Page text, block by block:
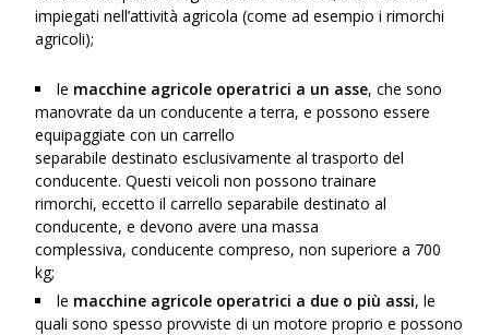
impiegati nell’attività agricola (come ad esempio irimorchi
agricoli);
le macchine agricole operatrici a un asse, che sono
manovrate da un conducente a terra, e possono essere
equipaggiate con uncarrello
separabile destinato esclusivamente altrasporto del
conducente. Questi veicoli non possono trainare
rimorchi, eccetto il carrelloseparabile destinato al
conducente, e devono avere unamassa
complessiva, conducente compreso, non superiore a 700
kg;
le macchine agricole operatrici a due o più assi, le
quali sono spesso provviste di un motore proprio e possono